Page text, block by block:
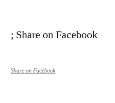
; Share on Facebook
Share on Facebook